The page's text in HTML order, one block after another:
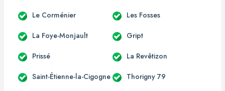
Le Corménier Les Fosses
La Foye-Monjault Gript
Prissé La Revêtizon
Saint-Étienne-la-Cigogne Thorigny 79